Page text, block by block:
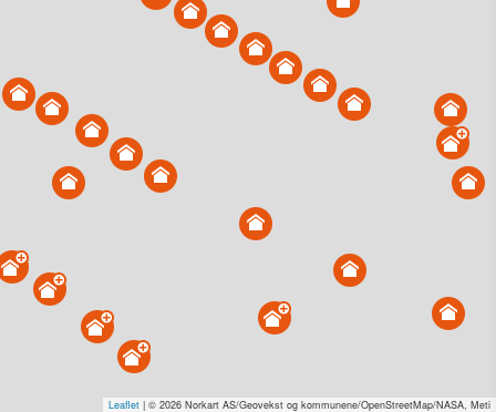
Vis radon, kvikkleire, årlige trafikkdøgn eller flomfare i
Overvåk og varsle om nye salg i området
Dato solgt er tinglyst dato. 1881 publiserer fortløpende mottatte data etter
endringer i offentlige registre.
Hva er salgspris og verdiestimat?
Om eiendomspriser
Cookies
Nettstedskart
Leaflet | © 2026 Norkart AS/Geovekst og kommunene/OpenStreetMap/NASA, Meti